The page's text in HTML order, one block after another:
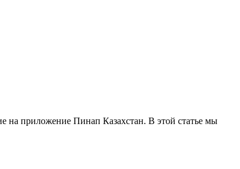
на приложение Пинап Казахстан. В этой статье мы